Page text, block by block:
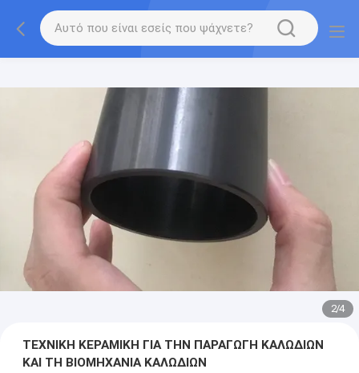
2/4
ΤΕΧΝΙΚΗ ΚΕΡΑΜΙΚΗ ΓΙΑ ΤΗΝ ΠΑΡΑΓΩΓΗ ΚΑΛΩΔΙΩΝ
ΚΑΙ ΤΗ ΒΙΟΜΗΧΑΝΙΑ ΚΑΛΩΔΙΩΝ